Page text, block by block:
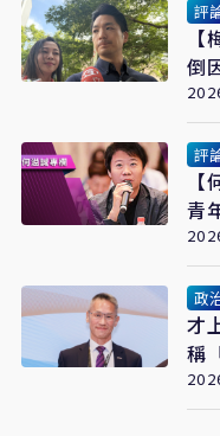
評
倒
評
青
政
才
稱
當